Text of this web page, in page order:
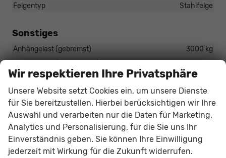
Felgentyp
Stahlfelge
Sonstiges
Anhängelast (gebremst)
3000 kg
Antriebsart
Verbrennungsmotor (ICE)
Anzahl Sitzplätze
Anzahl Türen
2-türig
Anzahl Vorbesitzer
1
Erstzulassung
Garantiebeginn
27.03.2026
Wir respektieren Ihre Privatsphäre
Unsere Website setzt Cookies ein, um unsere Dienste
für Sie bereitzustellen. Hierbei berücksichtigen wir Ihre
Auswahl und verarbeiten nur die Daten für Marketing,
Analytics und Personalisierung, für die Sie uns Ihr
Einverständnis geben. Sie können Ihre Einwilligung
jederzeit mit Wirkung für die Zukunft widerrufen.